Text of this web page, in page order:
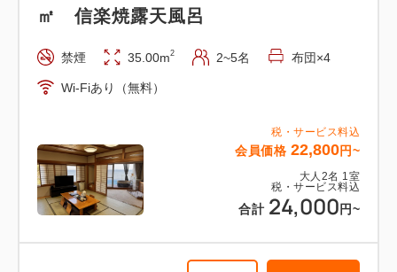
税・サービス料込
会員価格 22,800円~
大人 2名 1 室
税・サービス料込
合計 24,000 円~
㎡ 信楽焼露天風呂
禁煙 35.00m2 2~5名 布団×4
Wi-Fiあり（無料）